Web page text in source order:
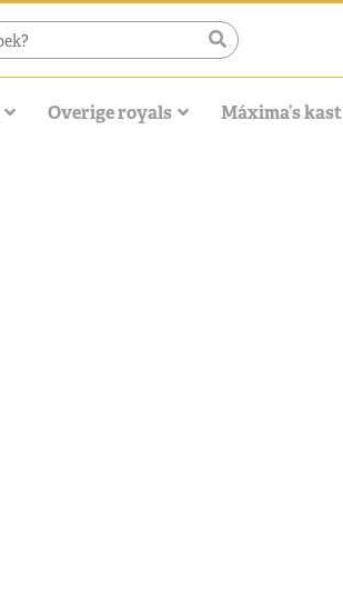
Overige royals Máxima’s kast